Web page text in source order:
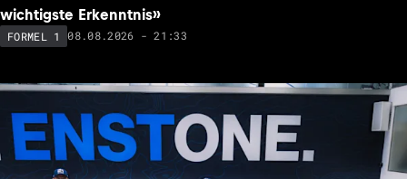
wichtigste Erkenntnis»
FORMEL 1 08.08.2026 - 21:33